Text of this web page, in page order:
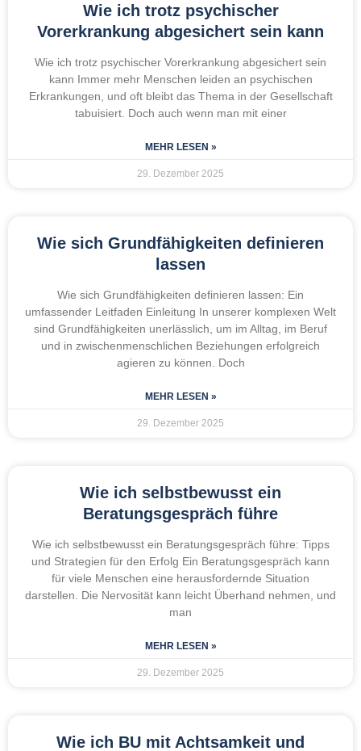
Wie ich trotz psychischer
Vorerkrankung abgesichert sein kann
Wie ich trotz psychischer Vorerkrankung abgesichert sein
kann Immer mehr Menschen leiden an psychischen
Erkrankungen, und oft bleibt das Thema in der Gesellschaft
tabuisiert. Doch auch wenn man mit einer
MEHR LESEN »
29. Dezember 2025
Wie sich Grundfähigkeiten definieren
lassen
Wie sich Grundfähigkeiten definieren lassen: Ein
umfassender Leitfaden Einleitung In unserer komplexen Welt
sind Grundfähigkeiten unerlässlich, um im Alltag, im Beruf
und in zwischenmenschlichen Beziehungen erfolgreich
agieren zu können. Doch
MEHR LESEN »
29. Dezember 2025
Wie ich selbstbewusst ein
Beratungsgespräch führe
Wie ich selbstbewusst ein Beratungsgespräch führe: Tipps
und Strategien für den Erfolg Ein Beratungsgespräch kann
für viele Menschen eine herausfordernde Situation
darstellen. Die Nervosität kann leicht Überhand nehmen, und
man
MEHR LESEN »
29. Dezember 2025
Wie ich BU mit Achtsamkeit und